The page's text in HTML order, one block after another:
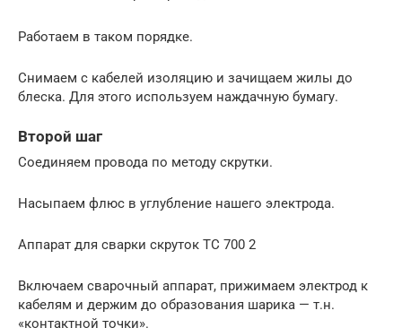
Работаем в таком порядке.
Снимаем с кабелей изоляцию и зачищаем жилы до
блеска. Для этого используем наждачную бумагу.
Второй шаг
Соединяем провода по методу скрутки.
Насыпаем флюс в углубление нашего электрода.
Аппарат для сварки скруток ТС 700 2
Включаем сварочный аппарат, прижимаем электрод к
кабелям и держим до образования шарика — т.н.
«контактной точки».